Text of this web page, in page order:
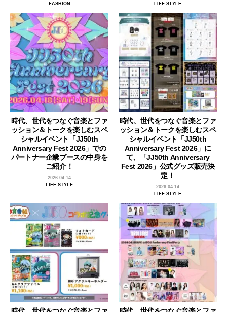
FASHION
LIFE STYLE
時代、世代をつなぐ音楽とファ
ッション＆トークを楽しむスペ
シャルイベント「JJ50th
Anniversary Fest 2026」での
パートナー企業ブースの中身を
ご紹介！
2026.04.14
LIFE STYLE
時代、世代をつなぐ音楽とファ
ッション＆トークを楽しむスペ
シャルイベント「JJ50th
Anniversary Fest 2026」に
て、「JJ50th Anniversary
Fest 2026」公式グッズ販売決
定！
2026.04.14
LIFE STYLE